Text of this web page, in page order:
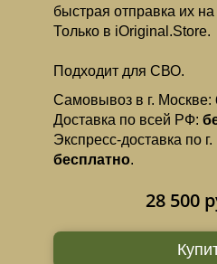
28 500
быстрая отправка их
Только в iOriginal.Store.
Подходит для СВО.
Самовывоз в г. Москве:
Доставка по всей РФ:
Экспресс-доставка по
бесплатно.